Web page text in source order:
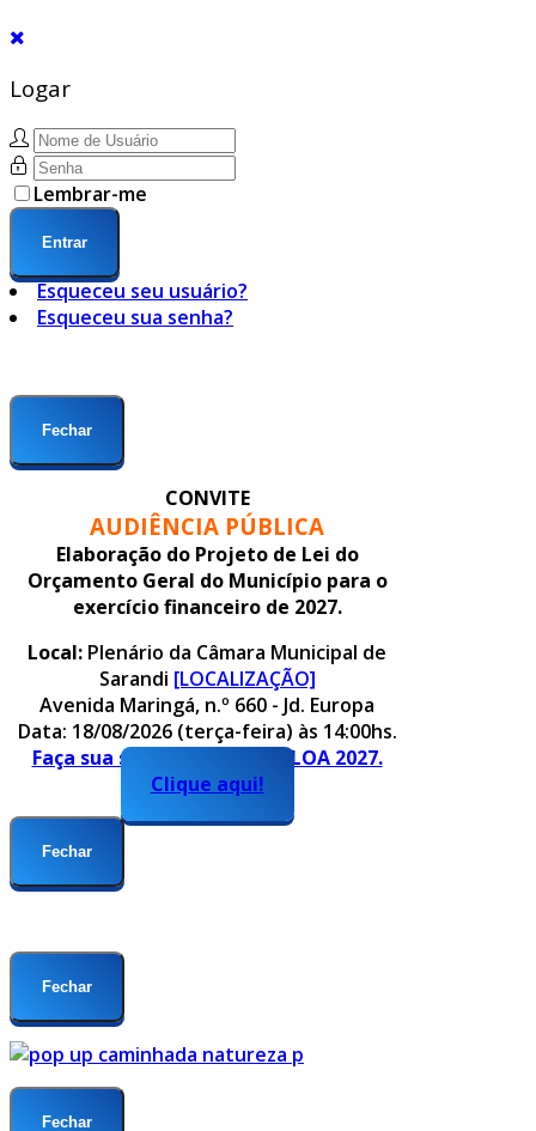
Logar
Lembrar-me
Entrar
Esqueceu seu usuário?
Esqueceu sua senha?
Fechar
CONVITE
AUDIÊNCIA PÚBLICA
Elaboração do Projeto de Lei do
Orçamento Geral do Município para o
exercício financeiro de 2027.
Local: Plenário da Câmara Municipal de
Sarandi [LOCALIZAÇÃO]
Avenida Maringá, n.º 660 - Jd. Europa
Data: 18/08/2026 (terça-feira) às 14:00hs.
Faça sua sugestão para o PLOA 2027.
Clique aqui!
Fechar
Fechar
Fechar